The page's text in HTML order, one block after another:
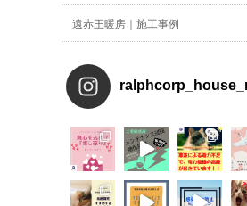
遠赤王暖房｜施工事例